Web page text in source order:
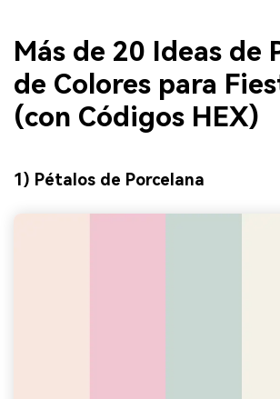
Más de 20 Ideas de
de Colores para
(con Códigos HEX)
1) Pétalos de Porcelana